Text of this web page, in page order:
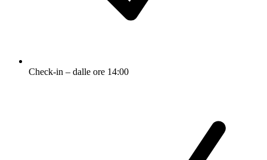
Check-in – dalle ore 14:00